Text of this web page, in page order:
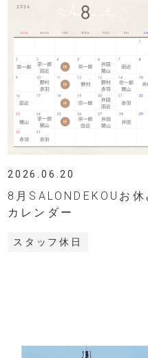
2026.06.20
8月SALONDEKOUお
カレンダー
スタッフ休日